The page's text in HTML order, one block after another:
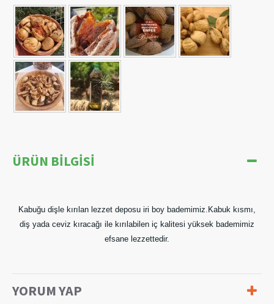
ÜRÜN BILGISI
Kabuğu dişle kırılan lezzet deposu iri boy bademimiz.Kabuk kısmı,
diş yada ceviz kıracağı ile kırılabilen iç kalitesi yüksek bademimiz
efsane lezzettedir.
YORUM YAP